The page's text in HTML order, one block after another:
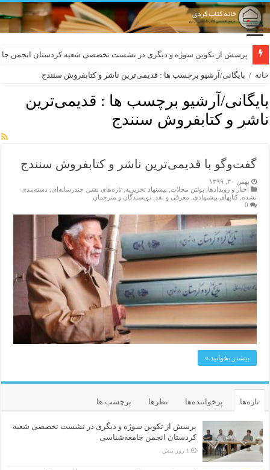
پرسش از تکوین سوژه و دیگری در نشست تخصصی شعبه کردستان انجمن
خانه / بایگانی/آرشیو برچسب ها : قدیمی‌ترین ناشر و کتابفروش سنندج
بایگانی/آرشیو برچسب ها : قدیمی‌ترین
ناشر و کتابفروش سنندج
گفت‌وگو با قدیمی‌ترین ناشر و کتابفروش سنندج
بهمن ۳۰, ۱۳۹۹
اخبار و رویدادها
بولتن مجلات پیشنهاد تحریریه ,تازەهای نشر چندرسانه‌ای
دسته‌بندی
نشده ,کتابهای پیشنهادی معرفی و نقد
نویسندگان و مترجمان
0
بیشتر بخوانید »
تازه‌ها پرخواننده‌ها نظرها برچسب ها
پرسش از تکوین سوژه و دیگری در نشست تخصصی شعبه
کردستان انجمن جامعه‌شناسی
1 روز پیش